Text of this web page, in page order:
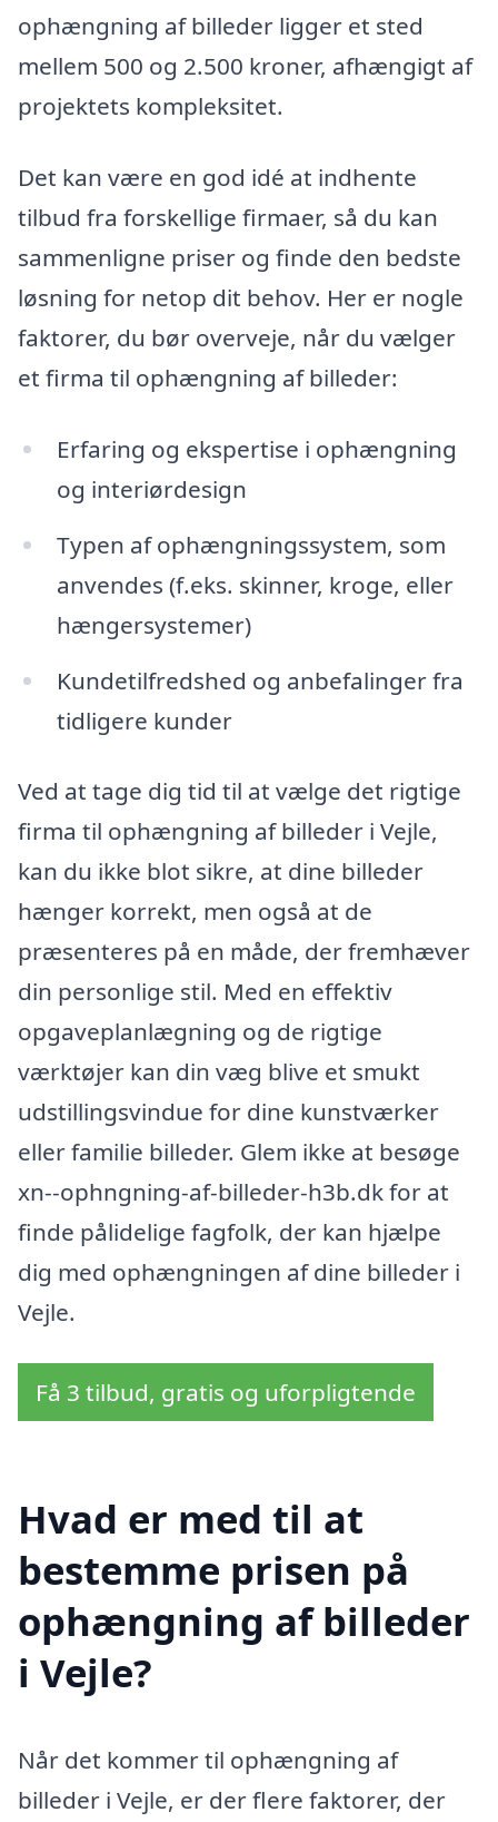
ophængning af billeder ligger et sted
mellem 500 og 2.500 kroner, afhængigt af
projektets kompleksitet.
Det kan være en god idé at indhente
tilbud fra forskellige firmaer, så du kan
sammenligne priser og finde den bedste
løsning for netop dit behov. Her er nogle
faktorer, du bør overveje, når du vælger
et firma til ophængning af billeder:
Erfaring og ekspertise i ophængning
og interiørdesign
Typen af ophængningssystem, som
anvendes (f.eks. skinner, kroge, eller
hængersystemer)
Kundetilfredshed og anbefalinger fra
tidligere kunder
Ved at tage dig tid til at vælge det rigtige
firma til ophængning af billeder i Vejle,
kan du ikke blot sikre, at dine billeder
hænger korrekt, men også at de
præsenteres på en måde, der fremhæver
din personlige stil. Med en effektiv
opgaveplanlægning og de rigtige
værktøjer kan din væg blive et smukt
udstillingsvindue for dine kunstværker
eller familie billeder. Glem ikke at besøge
xn--ophngning-af-billeder-h3b.dk for at
finde pålidelige fagfolk, der kan hjælpe
dig med ophængningen af dine billeder i
Vejle.
Få 3 tilbud, gratis og uforpligtende
Hvad er med til at
bestemme prisen på
ophængning af billeder
i Vejle?
Når det kommer til ophængning af
billeder i Vejle, er der flere faktorer, der